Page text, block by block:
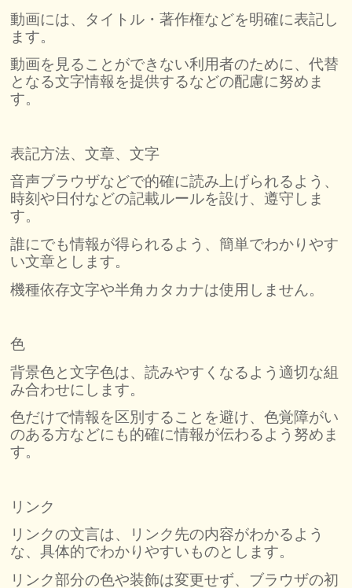
動画には、タイトル・著作権などを明確に表記し
ます。
動画を見ることができない利用者のために、代替
となる文字情報を提供するなどの配慮に努めま
す。
表記方法、文章、文字
音声ブラウザなどで的確に読み上げられるよう、
時刻や日付などの記載ルールを設け、遵守しま
す。
誰にでも情報が得られるよう、簡単でわかりやす
い文章とします。
機種依存文字や半角カタカナは使用しません。
色
背景色と文字色は、読みやすくなるよう適切な組
み合わせにします。
色だけで情報を区別することを避け、色覚障がい
のある方などにも的確に情報が伝わるよう努めま
す。
リンク
リンクの文言は、リンク先の内容がわかるよう
な、具体的でわかりやすいものとします。
リンク部分の色や装飾は変更せず、ブラウザの初